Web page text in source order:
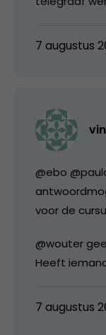
7 augustus
@ebo
voor de
@wouter
Heeft
7 augustus